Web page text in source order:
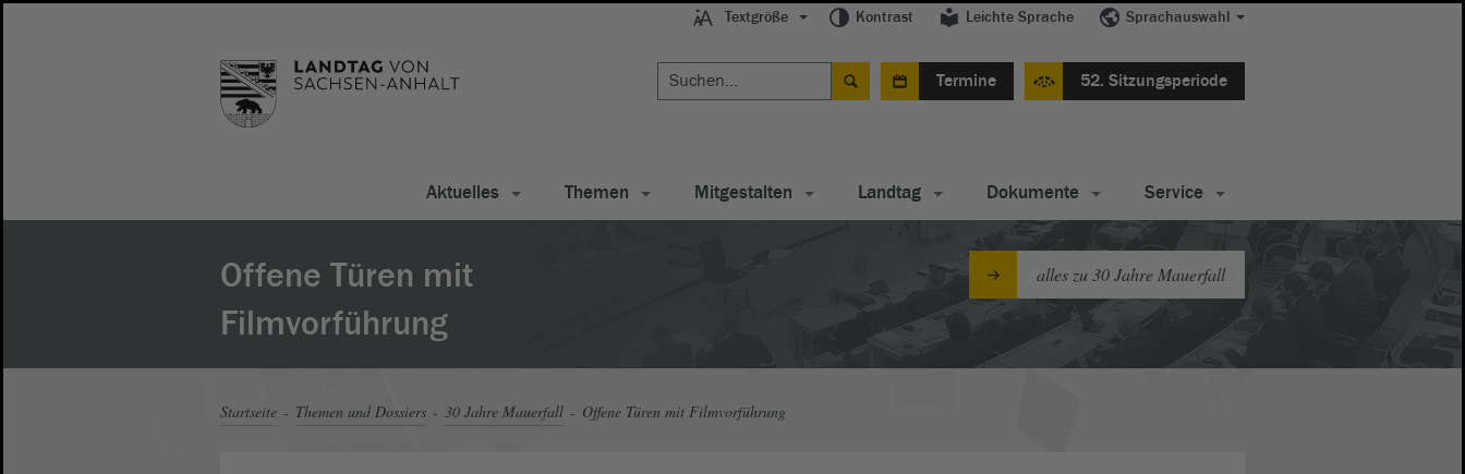
Textgröße Kontrast Leichte Sprache Sprachauswahl
Termine 52. Sitzungsperiode
Aktuelles Themen Mitgestalten Landtag Dokumente Service
Offene Türen mit
Filmvorführung
alles zu 30 Jahre Mauerfall
Startseite Themen und Dossiers 30 Jahre Mauerfall Offene Türen mit Filmvorführung